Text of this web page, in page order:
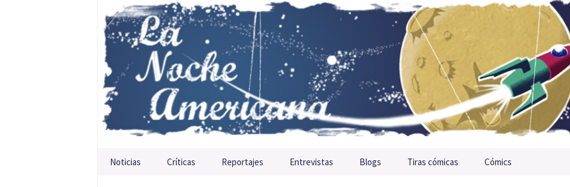
Saltar al contenido
Noticias Críticas Reportajes Entrevistas Blogs Tiras cómicas Cómics